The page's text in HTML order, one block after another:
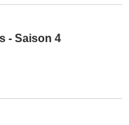
- Saison 4